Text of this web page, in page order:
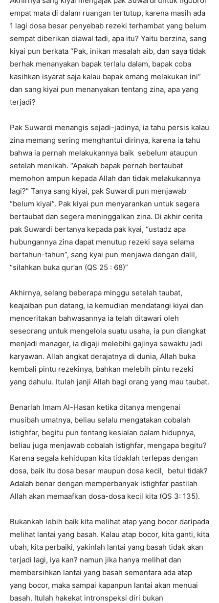
empat mata di dalam ruangan tertutup, karena masih ada
1 lagi dosa besar penyebab rezeki terhambat yang belum
sempat diberikan diawal tadi, apa itu? Yaitu berzina, sang
kiyai pun berkata “Pak, inikan masalah aib, dan saya tidak
berhak menanyakan bapak terlalu dalam, bapak coba
kasihkan isyarat saja kalau bapak emang melakukan ini”
dan sang kiyai pun menanyakan tentang zina, apa yang
terjadi?
Pak Suwardi menangis sejadi-jadinya, ia tahu persis kalau
zina memang sering menghantui dirinya, karena ia tahu
bahwa ia pernah melakukannya baik sebelum ataupun
setelah menikah. “Apakah bapak pernah bertaubat
memohon ampun kepada Allah dan tidak melakukannya
lagi?” Tanya sang kiyai, pak Suwardi pun menjawab
“belum kiyai”. Pak kiyai pun menyarankan untuk segera
bertaubat dan segera meninggalkan zina. Di akhir cerita
pak Suwardi bertanya kepada pak kyai, “ustadz apa
hubungannya zina dapat menutup rezeki saya selama
bertahun-tahun”, sang kyai pun menjawa dengan dalil,
“silahkan buka qur’an (QS 25 : 68)”
Akhirnya, selang beberapa minggu setelah taubat,
keajaiban pun datang, ia kemudian mendatangi kiyai dan
menceritakan bahwasannya ia telah ditawari oleh
seseorang untuk mengelola suatu usaha, ia pun diangkat
menjadi manager, ia digaji melebihi gajinya sewaktu jadi
karyawan. Allah angkat derajatnya di dunia, Allah buka
kembali pintu rezekinya, bahkan melebih pintu rezeki
yang dahulu. Itulah janji Allah bagi orang yang mau taubat.
Benarlah Imam Al-Hasan ketika ditanya mengenai
musibah umatnya, beliau selalu mengatakan cobalah
istighfar, begitu pun tentang kesialan dalam hidupnya,
beliau juga menjawab cobalah istighfar, mengapa begitu?
Karena segala kehidupan kita tidaklah terlepas dengan
dosa, baik itu dosa besar maupun dosa kecil, betul tidak?
Adalah benar dengan memperbanyak istighfar pastilah
Allah akan memaafkan dosa-dosa kecil kita (QS 3: 135).
Bukankah lebih baik kita melihat atap yang bocor daripada
melihat lantai yang basah. Kalau atap bocor, kita ganti, kita
ubah, kita perbaiki, yakinlah lantai yang basah tidak akan
terjadi lagi, iya kan? namun jika hanya melihat dan
membersihkan lantai yang basah sementara ada atap
yang bocor, maka sampai kapanpun lantai akan menuai
basah. Itulah hakekat intronspeksi diri bukan